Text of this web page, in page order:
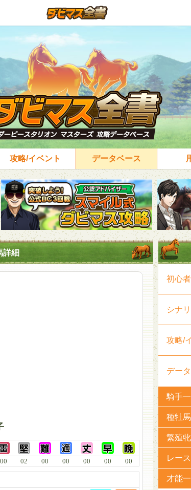
攻略/イベント データベース
詳細
00 02 00 00 00 00 00
初心
シナ
攻略/
デー
騎手
種牡
繁殖
レー
才能